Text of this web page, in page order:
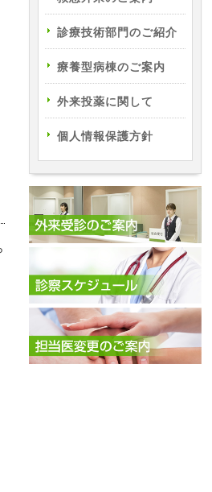
診療技術部門のご紹介
療養型病棟のご案内
外来投薬に関して
個人情報保護方針